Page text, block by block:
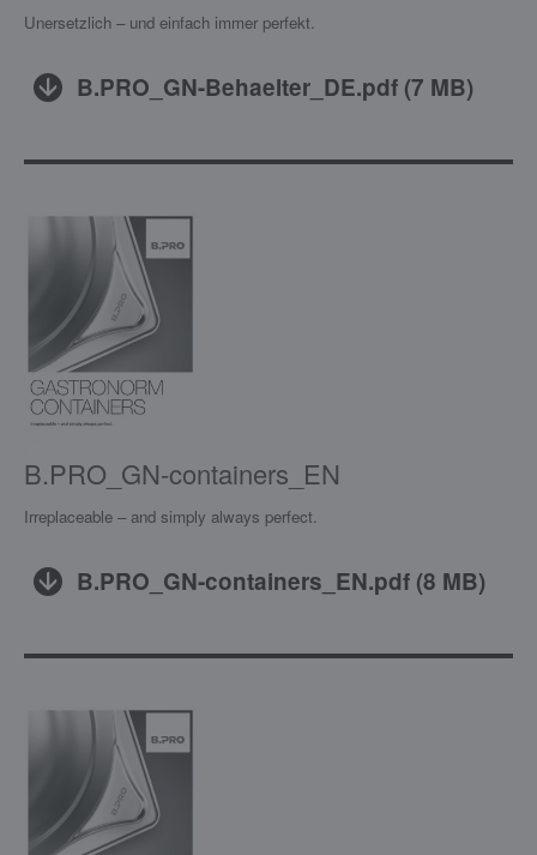
Unersetzlich – und einfach immer perfekt.
B.PRO_GN-Behaelter_DE.pdf (7 MB)
B.PRO_GN-containers_EN
Irreplaceable – and simply always perfect.
B.PRO_GN-containers_EN.pdf (8 MB)